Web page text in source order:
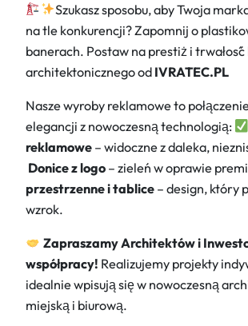
Szukasz sposobu, aby Twoja
na tle konkurencji? Zapomnij o
banerach. Postaw na prestiż i
architektonicznego od IVRATEC.PL
Nasze wyroby reklamowe to
elegancji z nowoczesną technologią:
reklamowe – widoczne z daleka,
Donice z logo – zieleń w oprawie
przestrzenne i tablice – design, który
wzrok.
Zapraszamy Architektów i
współpracy! Realizujemy projekty
idealnie wpisują się w nowoczesną
miejską i biurową.